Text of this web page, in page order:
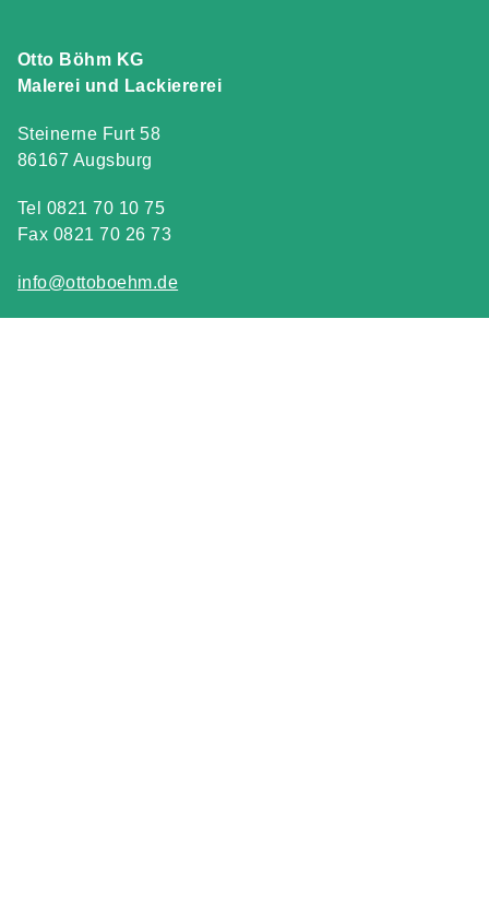
Otto Böhm KG
Malerei und Lackiererei
Steinerne Furt 58
86167 Augsburg
Tel 0821 70 10 75
Fax 0821 70 26 73
info@ottoboehm.de